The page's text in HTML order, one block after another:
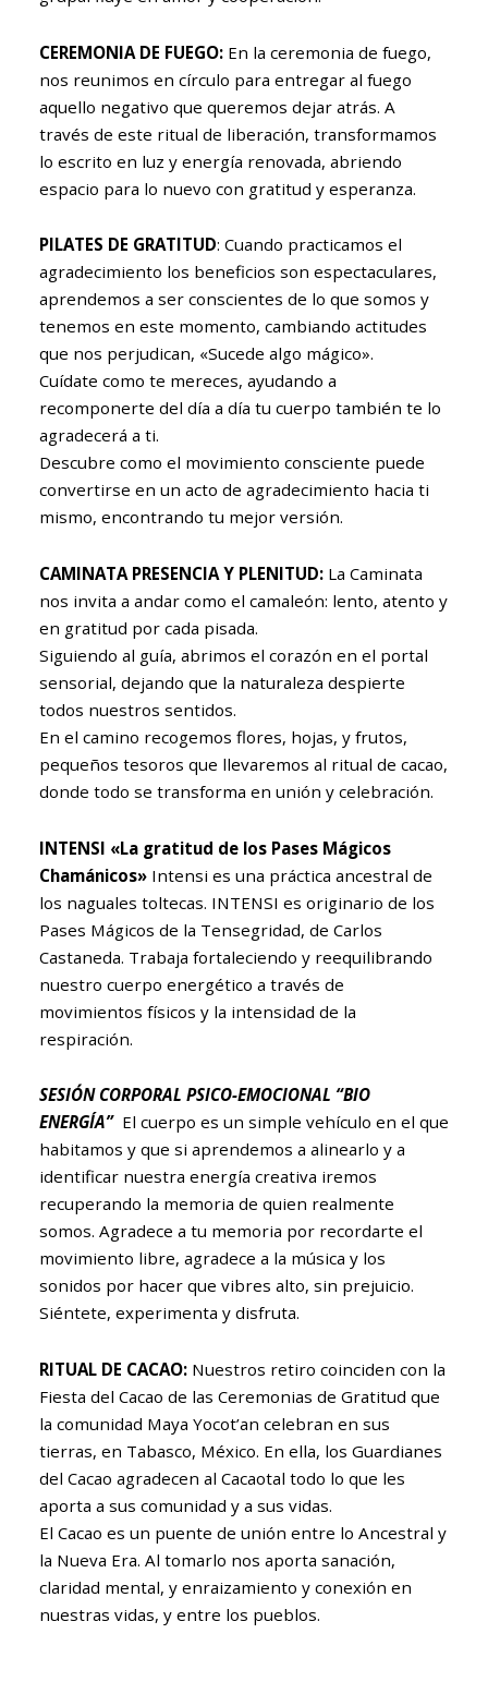
CEREMONIA DE FUEGO:En la ceremonia de fuego,
nos reunimos en círculo para entregar al fuego
aquello negativo que queremos dejar atrás. A
través de este ritual de liberación, transformamos
lo escrito en luz y energía renovada, abriendo
espacio para lo nuevo con gratitud y esperanza.
PILATES DE GRATITUD: Cuando practicamos el
agradecimiento los beneficios son espectaculares,
aprendemos a ser conscientes de lo que somos y
tenemos en este momento, cambiando actitudes
que nos perjudican, «Sucede algo mágico».
Cuídate como te mereces, ayudando a
recomponerte del día a día tu cuerpo también te lo
agradecerá a ti.
Descubre como el movimiento consciente puede
convertirse en un acto de agradecimiento hacia ti
mismo, encontrando tu mejor versión.
CAMINATA PRESENCIA Y PLENITUD:La Caminata
nos invita a andar como el camaleón: lento, atento y
en gratitud por cada pisada.
Siguiendo al guía, abrimos el corazón en el portal
sensorial, dejando que la naturaleza despierte
todos nuestros sentidos.
En el camino recogemos flores, hojas, y frutos,
pequeños tesoros que llevaremos al ritual de cacao,
donde todo se transforma en unión y celebración.
INTENSI «La gratitud de los Pases Mágicos
Chamánicos» Intensi es una práctica ancestral de
los naguales toltecas. INTENSI es originario de los
Pases Mágicos de la Tensegridad, de Carlos
Castaneda. Trabaja fortaleciendo y reequilibrando
nuestro cuerpo energético a través de
movimientos físicos y la intensidad de la
respiración.
SESIÓN CORPORAL PSICO-EMOCIONAL “BIO
ENERGÍA”El cuerpo es un simple vehículo en el que
habitamos y que si aprendemos a alinearlo y a
identificar nuestra energía creativa iremos
recuperando la memoria de quien realmente
somos. Agradece a tu memoria por recordarte el
movimiento libre, agradece a la música y los
sonidos por hacer que vibres alto, sin prejuicio.
Siéntete, experimenta y disfruta.
RITUAL DE CACAO:Nuestros retiro coinciden con la
Fiesta del Cacao de las Ceremonias de Gratitud que
la comunidad Maya Yocot’an celebran en sus
tierras, en Tabasco, México. En ella, los Guardianes
del Cacao agradecen al Cacaotal todo lo que les
aporta a sus comunidad y a sus vidas.
El Cacao es un puente de unión entre lo Ancestral y
la Nueva Era. Al tomarlo nos aporta sanación,
claridad mental, y enraizamiento y conexión en
nuestras vidas, y entre los pueblos.